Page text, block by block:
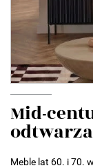
Mid-
Meble lat 60. i 70.